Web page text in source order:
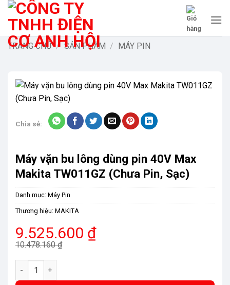
Bỏ
qua
dungTRANG CHỦ / SẢN PHẨM / MÁY PIN
-9%
Chia sẻ:
Máy vặn bu lông dùng pin 40V Max
Makita TW011GZ (Chưa Pin, Sạc)
Danh mục: Máy Pin
Thương hiệu: MAKITA
10.478.160₫
Giá
gốc
là:
10.478.160 ₫.
9.525.600 ₫
Giá
hiện
tại
là:
Máy vặn bu lông dùng pin 40V Max Makita TW011GZ (Chưa